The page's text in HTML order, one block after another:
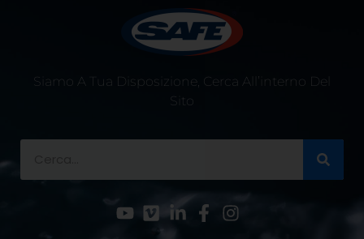
Siamo A Tua Disposizione, Cerca All’interno Del
Sito